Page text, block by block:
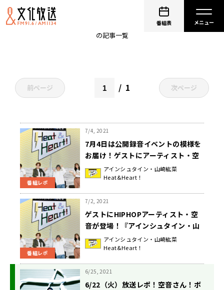
番組表
の記事一覧
前ページ 1 次ページ
番組レポ
7/4, 2021
7月4日は公開録音イベントの模様を
お届け！ゲストにアーティスト・空
音が登場！『アインシュタイン・山
崎紘菜 Heat & Heart!』
アインシュタイン・山崎紘菜
Heat&Heart！
番組レポ
7/2, 2021
ゲストにHIPHOPアーティスト・空
音が登場！『アインシュタイン・山
崎紘菜 Heat & Heart!』公開録音イ
ベント
アインシュタイン・山崎紘菜
Heat&Heart！
6/25, 2021
6/22（火）放送レポ！空音さん！ボ